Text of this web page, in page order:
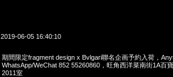
2019-06-05 16:40:10
期間限定fragment design x Bvlgari聯名企画予約入荷，
WhatsApp/WeChat 852 55260860，旺角西洋菜南街1A百
2011室